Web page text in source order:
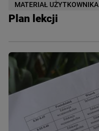
MATERIAŁ UŻYTKOWNIKA
Plan lekcji